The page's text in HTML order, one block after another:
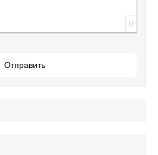
0
Отправить